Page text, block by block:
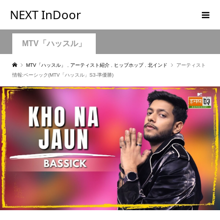
NEXT InDoor
MTV「ハッスル」
MTV「ハッスル」 アーティスト紹介 ヒップホップ 北インド
アーティスト
情報:ベーシック(MTV「ハッスル」S3-準優勝)